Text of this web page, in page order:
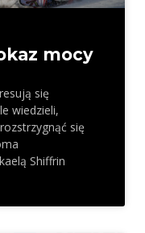
mocy
się
wiedzieli,
się
Shiffrin